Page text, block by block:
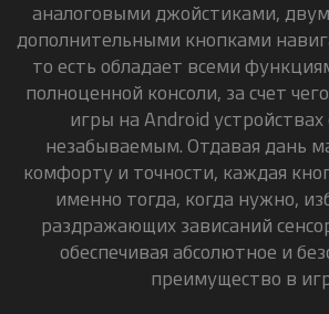
аналоговыми джойстиками,
дополнительными кнопками
то есть обладает всеми
полноценной консоли, за счет
игры на Android устройствах
незабываемым. Отдавая дань
комфорту и точности, каждая
именно тогда, когда нужно,
раздражающих зависаний
обеспечивая абсолютное и
преимущество в